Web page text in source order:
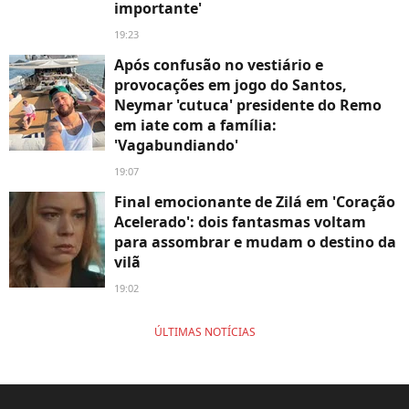
importante'
19:23
Após confusão no vestiário e
provocações em jogo do Santos,
Neymar 'cutuca' presidente do Remo
em iate com a família:
'Vagabundiando'
19:07
Final emocionante de Zilá em 'Coração
Acelerado': dois fantasmas voltam
para assombrar e mudam o destino da
vilã
19:02
ÚLTIMAS NOTÍCIAS